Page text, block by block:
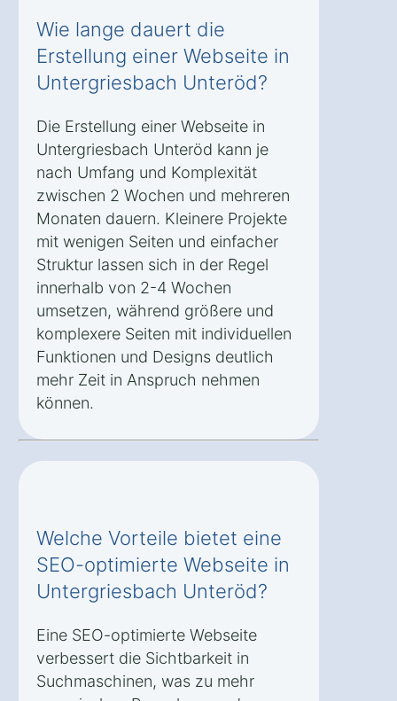
Wie lange dauert die
Erstellung einer Webseite in
Untergriesbach Unteröd?
Die Erstellung einer Webseite in
Untergriesbach Unteröd kann je
nach Umfang und Komplexität
zwischen 2 Wochen und mehreren
Monaten dauern. Kleinere Projekte
mit wenigen Seiten und einfacher
Struktur lassen sich in der Regel
innerhalb von 2-4 Wochen
umsetzen, während größere und
komplexere Seiten mit individuellen
Funktionen und Designs deutlich
mehr Zeit in Anspruch nehmen
können.
Welche Vorteile bietet eine
SEO-optimierte Webseite in
Untergriesbach Unteröd?
Eine SEO-optimierte Webseite
verbessert die Sichtbarkeit in
Suchmaschinen, was zu mehr